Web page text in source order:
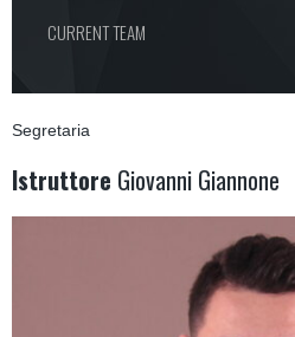
CURRENT TEAM
Segretaria
Istruttore Giovanni Giannone